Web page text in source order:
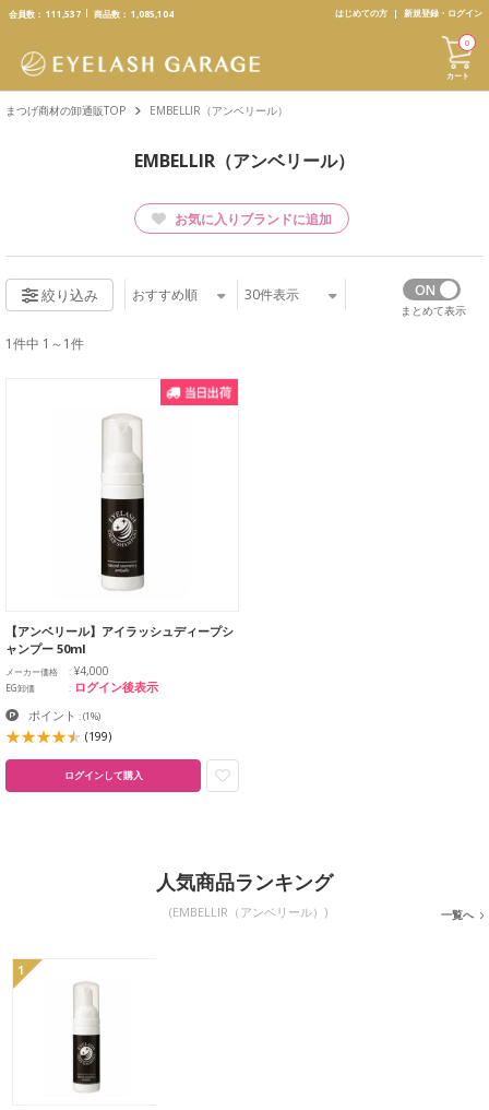
text.skipToContent
text.skipToNavigation
会員数： 111,537 商品数： 1,085,104 はじめての方 新規登録・ログイン
カート
0
まつげ商材の卸通販TOP EMBELLIR（アンベリール）
EMBELLIR（アンベリール）
お気に入りブランドに追加
絞り込み おすすめ順 30件表示
まとめて表示
1件中 1～1件
【アンベリール】アイラッシュディープシ
ャンプー 50ml
メーカー価格 ¥4,000
EG卸価 ログイン後表示
ポイント :(1%)
(199)
ログインして購入
人気商品ランキング
(EMBELLIR（アンベリール）) 一覧へ
1